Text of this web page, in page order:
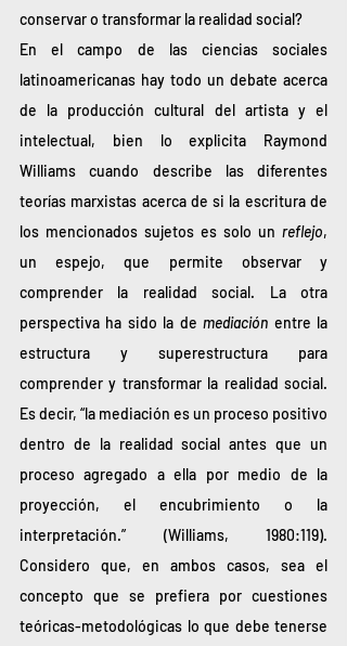
conservar o transformar la realidad social?
En el campo de las ciencias sociales
latinoamericanas hay todo un debate acerca
de la producción cultural del artista y el
intelectual, bien lo explicita Raymond
Williams cuando describe las diferentes
teorías marxistas acerca de si la escritura de
los mencionados sujetos es solo un reflejo,
un espejo, que permite observar y
comprender la realidad social. La otra
perspectiva ha sido la de mediación entre la
estructura y superestructura para
comprender y transformar la realidad social.
Es decir, “la mediación es un proceso positivo
dentro de la realidad social antes que un
proceso agregado a ella por medio de la
proyección, el encubrimiento o la
interpretación.” (Williams, 1980:119).
Considero que, en ambos casos, sea el
concepto que se prefiera por cuestiones
teóricas-metodológicas lo que debe tenerse